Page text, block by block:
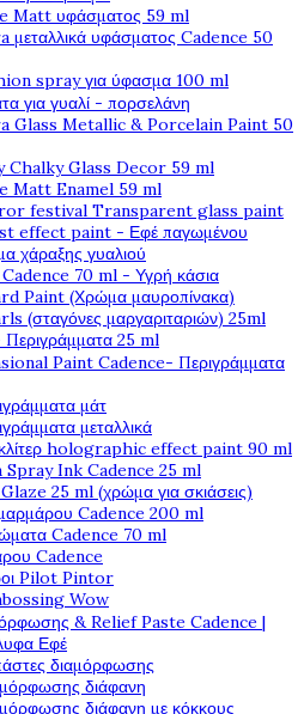
Matt υφάσματος 59 ml
μεταλλικά υφάσματος Cadence 50
spray για ύφασμα 100 ml
για γυαλί - πορσελάνη
Glass Metallic & Porcelain Paint 50
Chalky Glass Decor 59 ml
Matt Enamel 59 ml
festival Transparent glass paint
effect paint - Εφέ παγωμένου
χάραξης γυαλιού
70 ml - Υγρή κάσια
Paint (Χρώμα μαυροπίνακα)
(σταγόνες μαργαριταριών) 25ml
25 ml
Paint Cadence- Περιγράμματα
μάτ
μεταλλικά
holographic effect paint 90 ml
Spray Ink Cadence 25 ml
25 ml (χρώμα για σκιάσεις)
Cadence 200 ml
Cadence 70 ml
Cadence
Pilot Pintor
Wow
& Relief Paste Cadence |
Εφέ
διαμόρφωσης
διάφανη
διάφανη με κόκκους